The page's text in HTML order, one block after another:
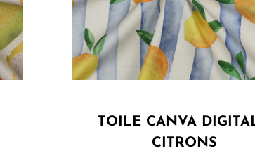
TOILE CANVA
CITRONS